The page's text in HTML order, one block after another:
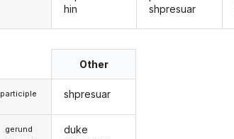
hin
shpresuar
participle
gerund
Other
shpresuar
duke